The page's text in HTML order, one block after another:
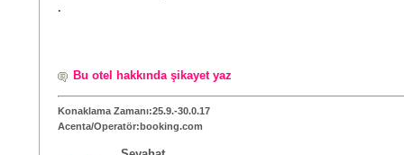
.
Bu otel hakkında şikayet yaz
Konaklama Zamanı:25.9.-30.0.17
Acenta/Operatör:booking.com